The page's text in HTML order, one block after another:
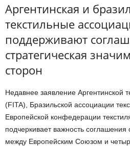
Аргентинская и
текстильные
поддерживают
стратегическая
сторон
Недавнее заявление Аргентинской
(FITA), Бразильской ассоциации
Европейской конфедерации
подчеркивает важность соглашения
между Европейским Союзом и